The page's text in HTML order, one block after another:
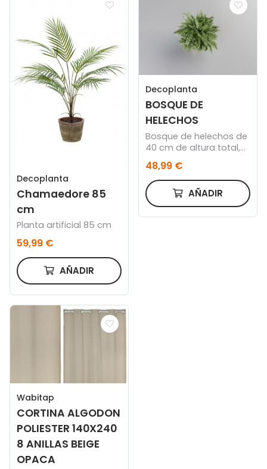
Decoplanta
Chamaedore 85
cm
Planta artificial 85 cm
59,99 €
AÑADIR
Decoplanta
BOSQUE DE
HELECHOS
Bosque de helechos de
40 cm de altura total,
con cuenco acabado
oro de 18 cm.
48,99 €
AÑADIR
Wabitap
CORTINA ALGODON
POLIESTER 140X240
8 ANILLAS BEIGE
OPACA